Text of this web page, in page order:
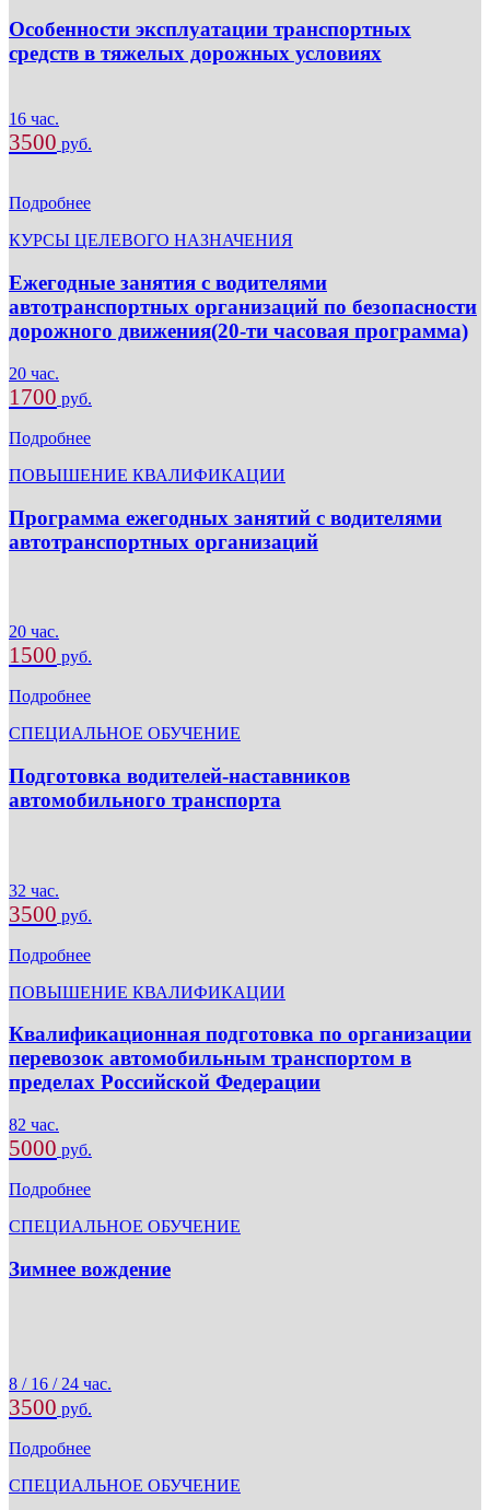
Особенности эксплуатации транспортных
средств в тяжелых дорожных условиях
16 час.
3500 руб.
Подробнее
КУРСЫ ЦЕЛЕВОГО НАЗНАЧЕНИЯ
Ежегодные занятия с водителями
автотранспортных организаций по безопасности
дорожного движения(20-ти часовая программа)
20 час.
1700 руб.
Подробнее
ПОВЫШЕНИЕ КВАЛИФИКАЦИИ
Программа ежегодных занятий с водителями
автотранспортных организаций
20 час.
1500 руб.
Подробнее
СПЕЦИАЛЬНОЕ ОБУЧЕНИЕ
Подготовка водителей-наставников
автомобильного транспорта
32 час.
3500 руб.
Подробнее
ПОВЫШЕНИЕ КВАЛИФИКАЦИИ
Квалификационная подготовка по организации
перевозок автомобильным транспортом в
пределах Российской Федерации
82 час.
5000 руб.
Подробнее
СПЕЦИАЛЬНОЕ ОБУЧЕНИЕ
Зимнее вождение
8 / 16 / 24 час.
3500 руб.
Подробнее
СПЕЦИАЛЬНОЕ ОБУЧЕНИЕ